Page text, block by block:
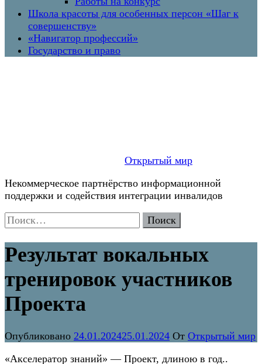
Школа красоты для особенных персон «Шаг к
совершенству»
«Навигатор профессий»
Государство и право
Открытый мир
Некоммерческое партнёрство информационной
поддержки и содействия интеграции инвалидов
Найти:
Результат вокальных
тренировок участников
Проекта
Опубликовано 24.01.202425.01.2024 От Открытый мир
«Акселератор знаний» — Проект, длиною в год..